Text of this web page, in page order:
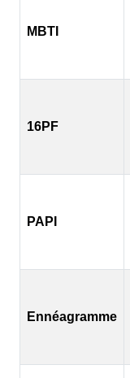
MBTI
16PF
PAPI
Ennéagramme